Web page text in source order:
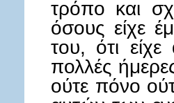
τρόπο και
όσους είχε
του, ότι
πολλές
ούτε πόνο